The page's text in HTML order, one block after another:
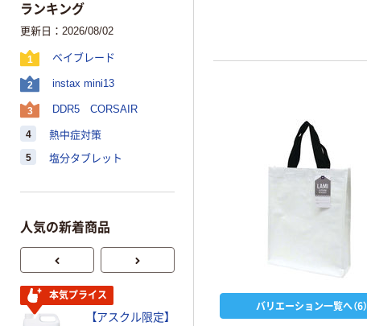
バリエーション一覧へ（6）
ランキング
更新日：2026/08/02
1 ベイブレード
2 instax mini13
3 DDR5 CORSAIR
4 熱中症対策
5 塩分タブレット
人気の新着商品
本気プライス
【アスクル限定】
オリジナル
アスクル トイ